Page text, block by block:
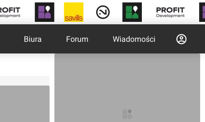
Biura Forum Wiadomości